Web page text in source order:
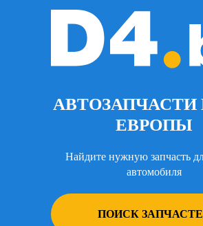
АВТОЗАПЧАСТИ
ЕВРОПЫ
Найдите нужную запчасть
автомобиля
ПОИСК